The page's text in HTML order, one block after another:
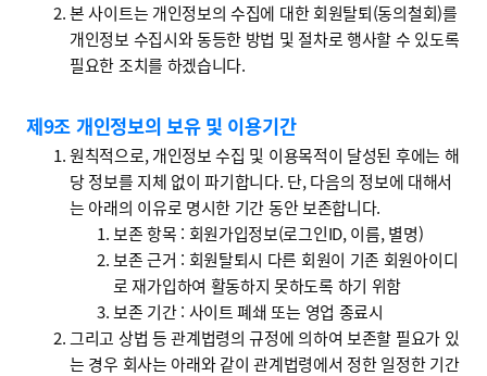
본 사이트는 개인정보의 수집에 대한 회원탈퇴(동의철회)를
개인정보 수집시와 동등한 방법 및 절차로 행사할 수 있도록
필요한 조치를 하겠습니다.
제9조 개인정보의 보유 및 이용기간
원칙적으로, 개인정보 수집 및 이용목적이 달성된 후에는 해
당 정보를 지체 없이 파기합니다. 단, 다음의 정보에 대해서
는 아래의 이유로 명시한 기간 동안 보존합니다.
보존 항목 : 회원가입정보(로그인ID, 이름, 별명)
보존 근거 : 회원탈퇴시 다른 회원이 기존 회원아이디
로 재가입하여 활동하지 못하도록 하기 위함
보존 기간 : 사이트 폐쇄 또는 영업 종료시
그리고 상법 등 관계법령의 규정에 의하여 보존할 필요가 있
는 경우 회사는 아래와 같이 관계법령에서 정한 일정한 기간